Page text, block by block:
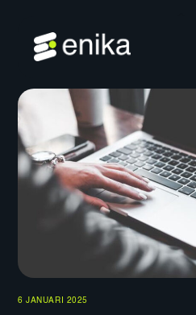
content
6 JANUARI 2025